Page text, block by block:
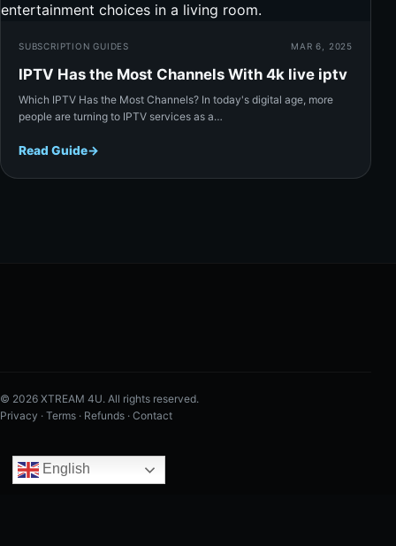
SUBSCRIPTION GUIDES MAR 6, 2025
IPTV Has the Most Channels With 4k live iptv​
Which IPTV Has the Most Channels? In today's digital age, more
people are turning to IPTV services as a…
Read Guide→
© 2026 XTREAM 4U. All rights reserved.
Privacy · Terms · Refunds · Contact
English